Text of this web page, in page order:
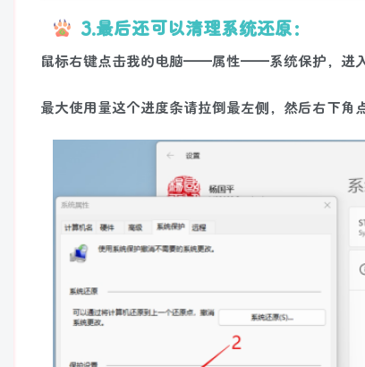
3.最后还可以清理系统还原：
鼠标右键点击我的电脑——属性——系统保护，进
最大使用量这个进度条请拉倒最左侧，然后右下角